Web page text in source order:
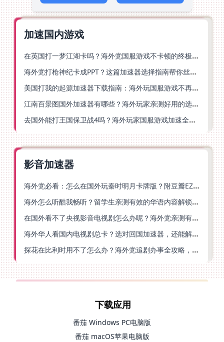
加速国内游戏
在英国打一梦江湖卡吗？海外党国服游戏不卡顿的终极解法
海外党打枪神纪卡成PPT？这篇加速器选择指南帮你丝滑上分
美国打我的起源加速器下载指南：海外玩国服游戏不再卡的终极方案
江南百景图国外加速器有哪些？海外玩家亲测好用的选择与避坑指南
去国外能打王国保卫战4吗？海外玩家国服游戏加速全攻略（附公主连结幻想江湖实测）
影音加速器
海外党必看：怎么在国外玩秦时明月卡牌版？附豆瓣EZCast地区限制破解法
海外怎么听酷我畅听？留学生亲测有效的华语内容解锁指南
在国外看不了央视影音电视剧怎么办呢？海外党亲测有效的回国加速方案
海外华人看国内电视剧总卡？选对回国加速器，还能解决菲律宾打不开反诈中心的问题
探花在比利时用不了怎么办？海外党追剧办事全攻略，选对加速器就够了
下载应用
番茄 Windows PC电脑版
番茄 macOS苹果电脑版